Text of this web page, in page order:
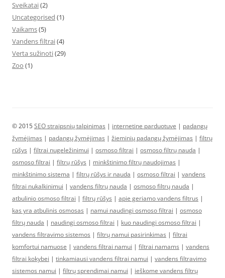
Sveikatai(2)
Uncategorised (1)
Vaikams(5)
Vandens filtrai(4)
Verta sužinoti(29)
Zoo (1)
© 2015SEO straipsnių talpinimas | internetine parduotuve | padangų
žymėjimas | padangų žymėjimas | žieminių padangų žymėjimas | filtrų
rūšys | filtrai nugeležinimui | osmoso filtrai | osmoso filtrų nauda |
osmoso filtrai | filtrų rūšys | minkštinimo filtrų naudojimas |
minkštinimo sistema | filtrų rūšys ir nauda | osmoso filtrai | vandens
filtrai nukalkinimui | vandens filtrų nauda | osmoso filtrų nauda |
atbulinio osmoso filtrai | filtrų rūšys | apie geriamo vandens filtrus |
kas yra atbulinis osmosas | namui naudingi osmoso filtrai | osmoso
filtrų nauda | naudingi osmoso filtrai | kuo naudingi osmoso filtrai |
vandens filtravimo sistemos | filtrų namui pasirinkimas | filtrai
komfortui namuose | vandens filtrai namui | filtrai namams | vandens
filtrai kokybei | tinkamiausi vandens filtrai namui | vandens filtravimo
sistemos namui | filtrų sprendimai namui | ieškome vandens filtrų